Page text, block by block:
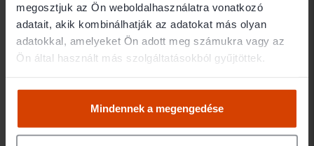
megosztjuk az Ön weboldalhasználatra vonatkozó
adatait, akik kombinálhatják az adatokat más olyan
adatokkal, amelyeket Ön adott meg számukra vagy az
Ön által használt más szolgáltatásokból gyűjtöttek.
Mindennek a megengedése
4024 Debrecen
Dr. Gyetvai Andrea
4024 Debrecen